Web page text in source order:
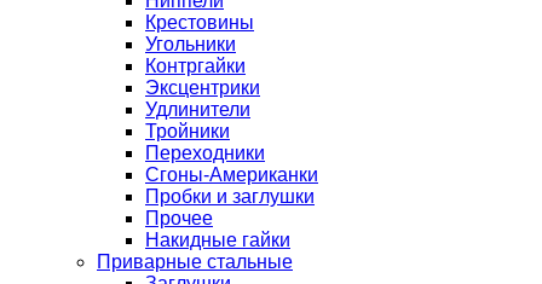
Крестовины
Угольники
Контргайки
Эксцентрики
Удлинители
Тройники
Переходники
Сгоны-Американки
Пробки и заглушки
Прочее
Накидные гайки
Приварные стальные